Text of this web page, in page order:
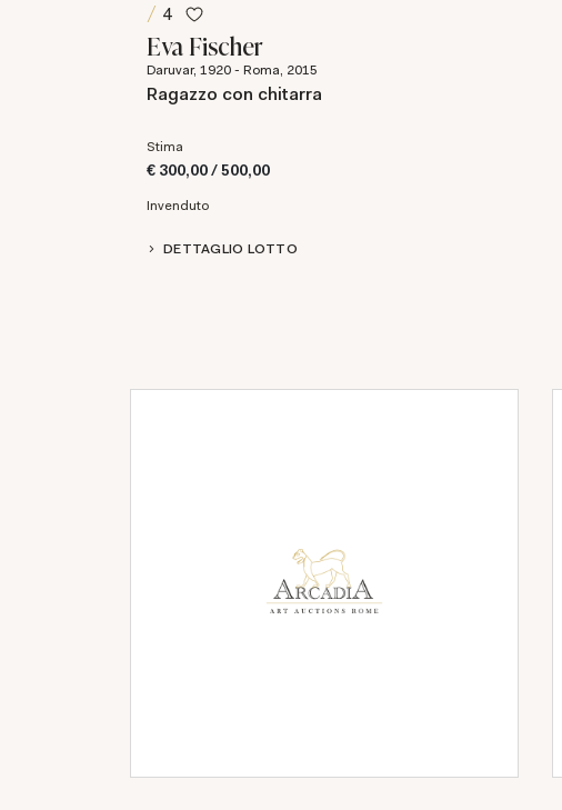
4
Eva Fischer
Daruvar, 1920 - Roma, 2015
Ragazzo con chitarra
Stima
€ 300,00 / 500,00
Invenduto
DETTAGLIO LOTTO